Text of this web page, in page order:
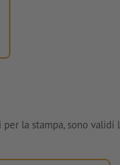
la stampa, sono validi l'